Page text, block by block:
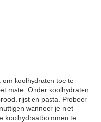
om koolhydraten toe te
mate. Onder koolhydraten
rijst en pasta. Probeer
wanneer je niet
koolhydraatbommen te